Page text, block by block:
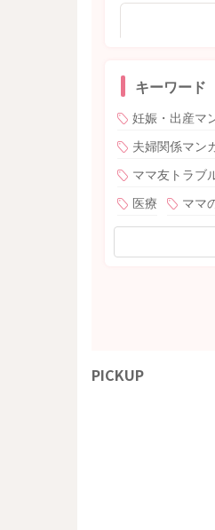
キーワード
妊娠・出産マ
夫婦関係マン
ママ友トラブ
医療
ママ
PICKUP